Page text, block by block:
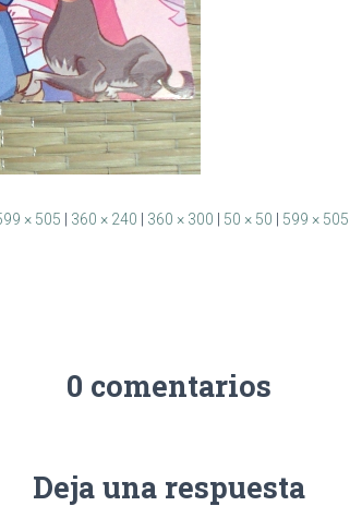
× 505 360 × 240 360 × 300 50 × 50 599 × 505
0 comentarios
Deja una respuesta